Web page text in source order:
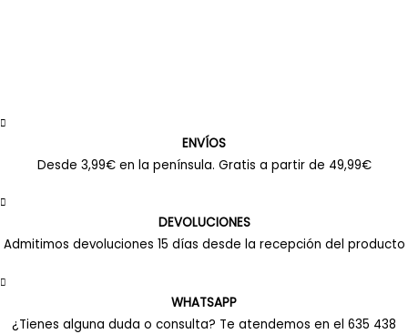
ENVÍOS
Desde 3,99€ en la península. Gratis a partir de 49,99€
DEVOLUCIONES
Admitimos devoluciones 15 días desde la recepción del producto
WHATSAPP
¿Tienes alguna duda o consulta? Te atendemos en el 635 438